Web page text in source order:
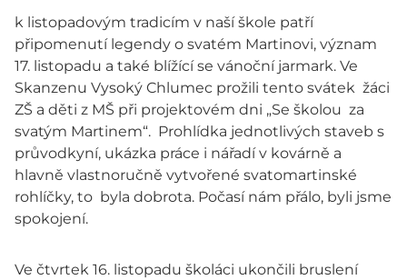
k listopadovým tradicím v naší škole patří
připomenutí legendy o svatém Martinovi, význam
17. listopadu a také blížící se vánoční jarmark. Ve
Skanzenu Vysoký Chlumec prožili tento svátek žáci
ZŠ a děti z MŠ při projektovém dni „Se školou za
svatým Martinem“. Prohlídka jednotlivých staveb s
průvodkyní, ukázka práce i nářadí v kovárně a
hlavně vlastnoručně vytvořené svatomartinské
rohlíčky, to byla dobrota. Počasí nám přálo, byli jsme
spokojení.
Ve čtvrtek 16. listopadu školáci ukončili bruslení